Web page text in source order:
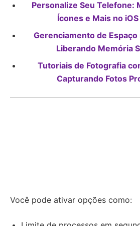
Personalize Seu Telefone:
Ícones e Mais no
Gerenciamento de
Liberando Memória
Tutoriais de Fotografia
Capturando Fotos
Você pode ativar opções como: